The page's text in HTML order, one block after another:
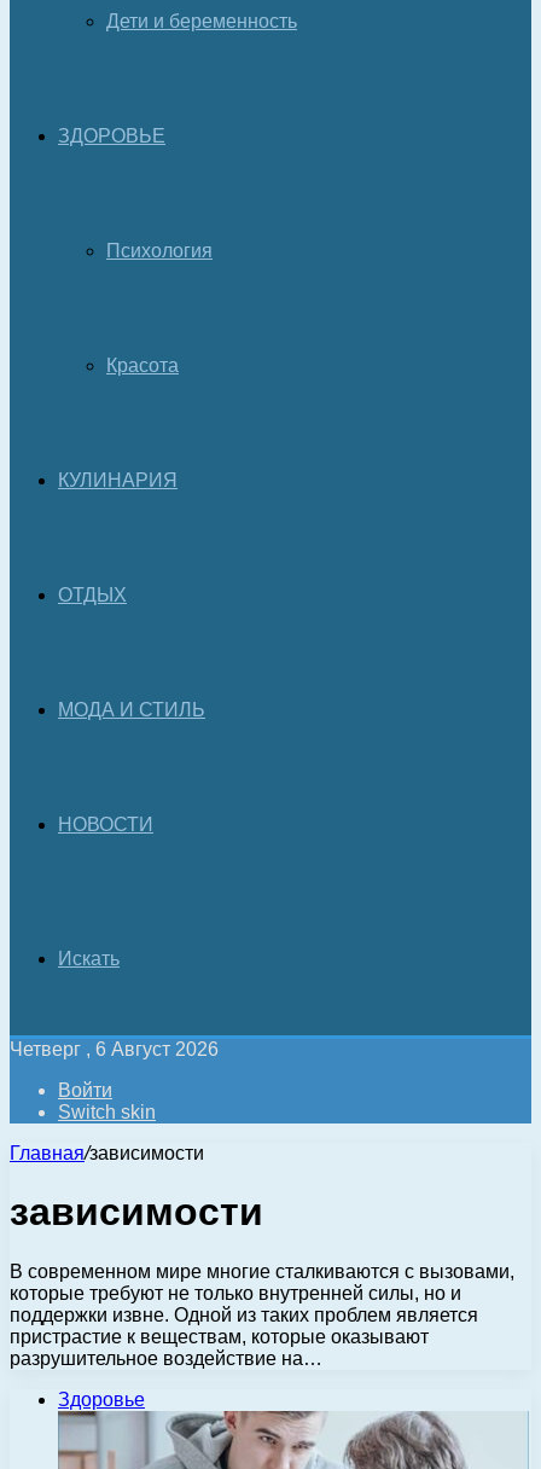
Дети и беременность
ЗДОРОВЬЕ
Психология
Красота
КУЛИНАРИЯ
ОТДЫХ
МОДА И СТИЛЬ
НОВОСТИ
Искать
Четверг , 6 Август 2026
Войти
Switch skin
Главная/зависимости
зависимости
В современном мире многие сталкиваются с вызовами,
которые требуют не только внутренней силы, но и
поддержки извне. Одной из таких проблем является
пристрастие к веществам, которые оказывают
разрушительное воздействие на…
Здоровье